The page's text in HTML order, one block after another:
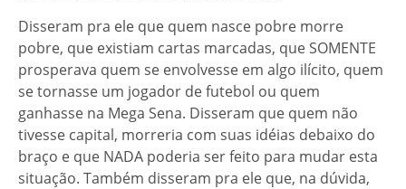
Disseram pra ele que quem nasce pobre morre
pobre, que existiam cartas marcadas, que SOMENTE
prosperava quem se envolvesse em algo ilícito, quem
se tornasse um jogador de futebol ou quem
ganhasse na Mega Sena. Disseram que quem não
tivesse capital, morreria com suas idéias debaixo do
braço e que NADA poderia ser feito para mudar esta
situação. Também disseram pra ele que, na dúvida,